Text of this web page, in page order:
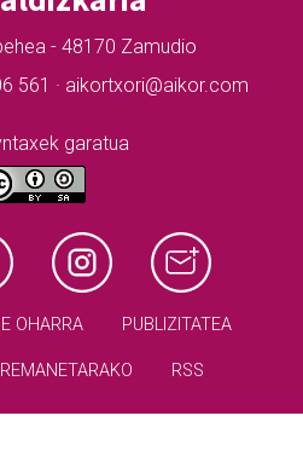
- 48170 Zamudio
561 · aikortxori@aikor.com
garatua
OHARRA PUBLIZITATEA
RSS